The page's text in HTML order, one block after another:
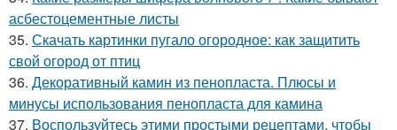
асбестоцементные листы
35. Скачать картинки пугало огородное: как защитить
свой огород от птиц
36. Декоративный камин из пенопласта. Плюсы и
минусы использования пенопласта для камина
37. Воспользуйтесь этими простыми рецептами, чтобы